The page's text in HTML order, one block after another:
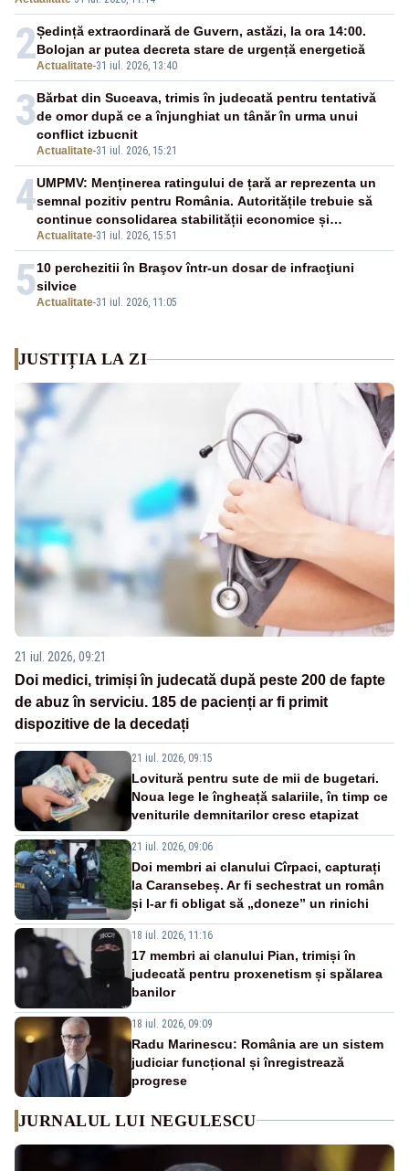
2Actualitate-31 iul. 2026, 13:40
Ședință extraordinară de Guvern, astăzi, la ora 14:00.
Bolojan ar putea decreta stare de urgență energetică
3
Actualitate-31 iul. 2026, 15:21
Bărbat din Suceava, trimis în judecată pentru tentativă
de omor după ce a înjunghiat un tânăr în urma unui
conflict izbucnit
4
Actualitate-31 iul. 2026, 15:51
UMPMV: Menținerea ratingului de țară ar reprezenta un
semnal pozitiv pentru România. Autoritățile trebuie să
continue consolidarea stabilității economice și
financiare
5Actualitate-31 iul. 2026, 11:05
10 perchezitii în Braşov într-un dosar de infracţiuni
silvice
JUSTIȚIA LA ZI
21 iul. 2026, 09:21
Doi medici, trimiși în judecată după peste 200 de fapte
de abuz în serviciu. 185 de pacienți ar fi primit
dispozitive de la decedați
21 iul. 2026, 09:15
Lovitură pentru sute de mii de bugetari.
Noua lege le îngheață salariile, în timp ce
veniturile demnitarilor cresc etapizat
21 iul. 2026, 09:06
Doi membri ai clanului Cîrpaci, capturați
la Caransebeș. Ar fi sechestrat un român
și l-ar fi obligat să „doneze” un rinichi
18 iul. 2026, 11:16
17 membri ai clanului Pian, trimiși în
judecată pentru proxenetism și spălarea
banilor
18 iul. 2026, 09:09
Radu Marinescu: România are un sistem
judiciar funcțional și înregistrează
progrese
JURNALUL LUI NEGULESCU